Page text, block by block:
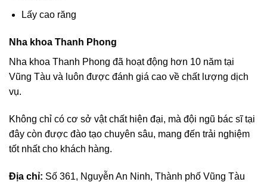
Lấy cao răng
Nha khoa Thanh Phong
Nha khoa Thanh Phong đã hoạt động hơn 10 năm tại
Vũng Tàu và luôn được đánh giá cao về chất lượng dịch
vụ.
Không chỉ có cơ sở vật chất hiện đại, mà đội ngũ bác sĩ tại
đây còn được đào tạo chuyên sâu, mang đến trải nghiệm
tốt nhất cho khách hàng.
Địa chỉ: Số 361, Nguyễn An Ninh, Thành phố Vũng Tàu